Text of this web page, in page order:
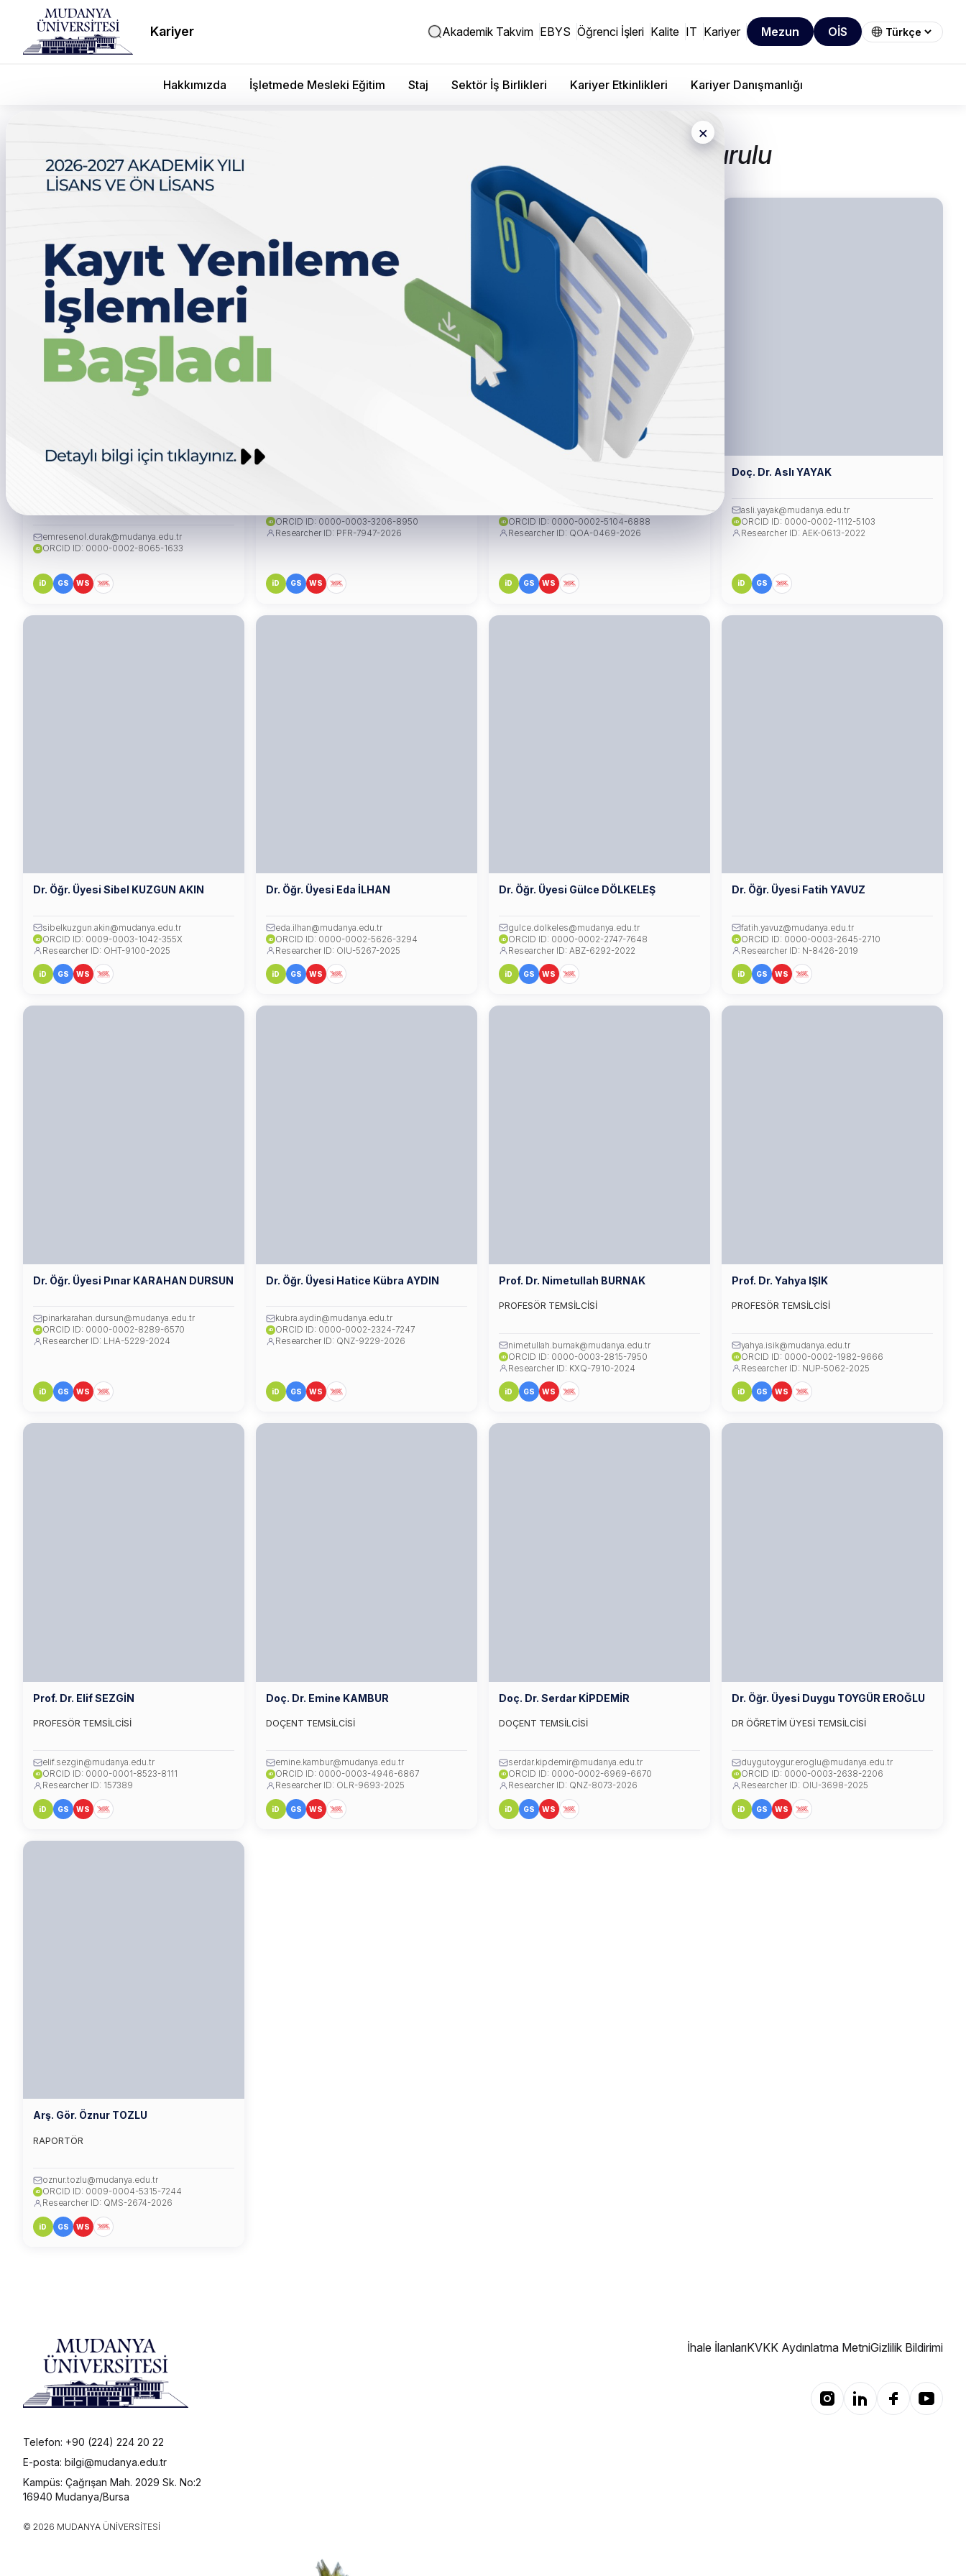
Kariyer Akademik Takvim EBYS Öğrenci İşleri Kalite IT Kariyer Mezun OİS
Hakkımızda İşletmede Mesleki Eğitim Staj Sektör İş Birlikleri Kariyer Etkinlikleri Kariyer Danışmanlığı
×
Sanat ve Sosyal Bilimler Fakültesi - Fakülte Kurulu
emresenol.durak@mudanya.edu.tr
iD ORCID ID: 0000-0002-8065-1633
iD GS WS
iD ORCID ID: 0000-0003-3206-8950
Researcher ID: PFR-7947-2026
iD GS WS
iD ORCID ID: 0000-0002-5104-6888
Researcher ID: QOA-0469-2026
iD GS WS
Doç. Dr. Aslı YAYAK
asli.yayak@mudanya.edu.tr
iD ORCID ID: 0000-0002-1112-5103
Researcher ID: AEK-0613-2022
iD GS
Dr. Öğr. Üyesi Sibel KUZGUN AKIN
sibelkuzgun.akin@mudanya.edu.tr
iD ORCID ID: 0009-0003-1042-355X
Researcher ID: OHT-9100-2025
iD GS WS
Dr. Öğr. Üyesi Eda İLHAN
eda.ilhan@mudanya.edu.tr
iD ORCID ID: 0000-0002-5626-3294
Researcher ID: OIU-5267-2025
iD GS WS
Dr. Öğr. Üyesi Gülce DÖLKELEŞ
gulce.dolkeles@mudanya.edu.tr
iD ORCID ID: 0000-0002-2747-7648
Researcher ID: ABZ-6292-2022
iD GS WS
Dr. Öğr. Üyesi Fatih YAVUZ
fatih.yavuz@mudanya.edu.tr
iD ORCID ID: 0000-0003-2645-2710
Researcher ID: N-8426-2019
iD GS WS
Dr. Öğr. Üyesi Pınar KARAHAN DURSUN
pinarkarahan.dursun@mudanya.edu.tr
iD ORCID ID: 0000-0002-8289-6570
Researcher ID: LHA-5229-2024
iD GS WS
Dr. Öğr. Üyesi Hatice Kübra AYDIN
kubra.aydin@mudanya.edu.tr
iD ORCID ID: 0000-0002-2324-7247
Researcher ID: QNZ-9229-2026
iD GS WS
Prof. Dr. Nimetullah BURNAK
PROFESÖR TEMSİLCİSİ
nimetullah.burnak@mudanya.edu.tr
iD ORCID ID: 0000-0003-2815-7950
Researcher ID: KXQ-7910-2024
iD GS WS
Prof. Dr. Yahya IŞIK
PROFESÖR TEMSİLCİSİ
yahya.isik@mudanya.edu.tr
iD ORCID ID: 0000-0002-1982-9666
Researcher ID: NUP-5062-2025
iD GS WS
Prof. Dr. Elif SEZGİN
PROFESÖR TEMSİLCİSİ
elif.sezgin@mudanya.edu.tr
iD ORCID ID: 0000-0001-8523-8111
Researcher ID: 157389
iD GS WS
Doç. Dr. Emine KAMBUR
DOÇENT TEMSİLCİSİ
emine.kambur@mudanya.edu.tr
iD ORCID ID: 0000-0003-4946-6867
Researcher ID: OLR-9693-2025
iD GS WS
Doç. Dr. Serdar KİPDEMİR
DOÇENT TEMSİLCİSİ
serdar.kipdemir@mudanya.edu.tr
iD ORCID ID: 0000-0002-6969-6670
Researcher ID: QNZ-8073-2026
iD GS WS
Dr. Öğr. Üyesi Duygu TOYGÜR EROĞLU
DR ÖĞRETİM ÜYESİ TEMSİLCİSİ
duygutoygur.eroglu@mudanya.edu.tr
iD ORCID ID: 0000-0003-2638-2206
Researcher ID: OIU-3698-2025
iD GS WS
Arş. Gör. Öznur TOZLU
RAPORTÖR
oznur.tozlu@mudanya.edu.tr
iD ORCID ID: 0009-0004-5315-7244
Researcher ID: QMS-2674-2026
iD GS WS
Telefon: +90 (224) 224 20 22
E-posta: bilgi@mudanya.edu.tr
Kampüs: Çağrışan Mah. 2029 Sk. No:2
16940 Mudanya/Bursa
© 2026 MUDANYA ÜNIVERSITESI
İhale İlanlarıKVKK Aydınlatma MetniGizlilik Bildirimi